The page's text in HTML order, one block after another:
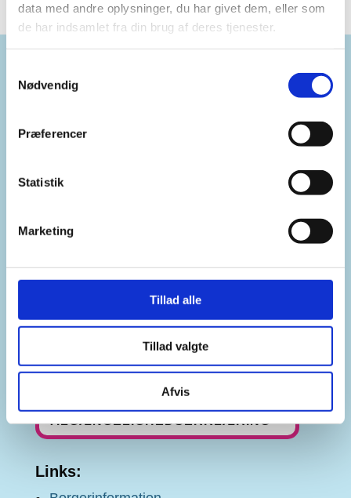
data med andre oplysninger, du har givet dem, eller som
de har indsamlet fra din brug af deres tjenester.
Nødvendig
Præferencer
Statistik
Marketing
Tillad alle
Tillad valgte
Afvis
Kontakt:
kommunikation@sonderborg.dk
sonderborg.dk er din indgang til Sønderborg-
oplevelser samt information for tilflyttere.
DATAHÅNDTERINGSPOLITIK
TILGÆNGELIGHEDSERKLÆRING
Links: